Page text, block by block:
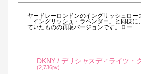
ヤードレーロンドンのイングリッシュロー
「イングリッシュ・ラベンダー」と同様
ていたものの再販バージョンです。ロー...
DKNY / デリシャスディライツ・
(2,736pv)